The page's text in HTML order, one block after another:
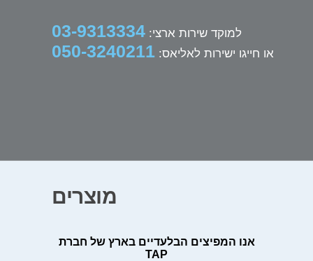
למוקד שירות ארצי: 03-9313334
או חייגו ישירות לאליאס: 050-3240211
מוצרים
אנו המפיצים הבלעדיים בארץ של חברת
TAP